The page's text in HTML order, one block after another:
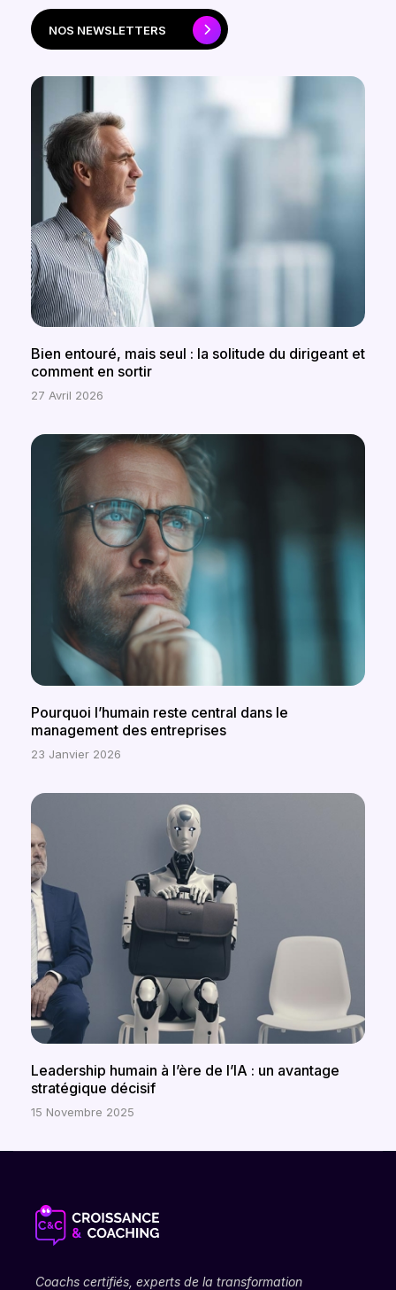
NOS NEWSLETTERS
Bien entouré, mais seul : la solitude du dirigeant et
comment en sortir
27 Avril 2026
Pourquoi l’humain reste central dans le
management des entreprises
23 Janvier 2026
Leadership humain à l’ère de l’IA : un avantage
stratégique décisif
15 Novembre 2025
Coachs certifiés, experts de la transformation